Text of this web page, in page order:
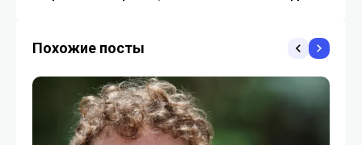
Похожие посты